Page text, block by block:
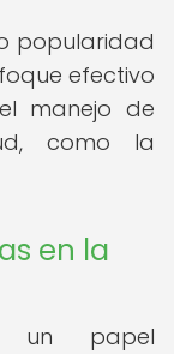
popularidad
efectivo
manejo de
como la
en la
un papel